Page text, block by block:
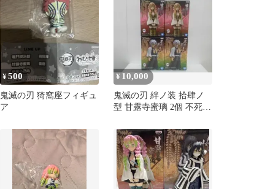
¥500
鬼滅の刃 猗窩座フィギュ
ア
¥ 10,000
鬼滅の刃 絆ノ装 拾肆ノ
型 甘露寺蜜璃 2個 不死川